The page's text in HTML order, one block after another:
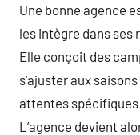
Une bonne agence
les intègre dans
Elle conçoit des
s’ajuster aux
attentes
L’agence devient